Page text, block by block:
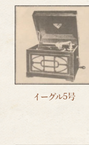
イーグル5号